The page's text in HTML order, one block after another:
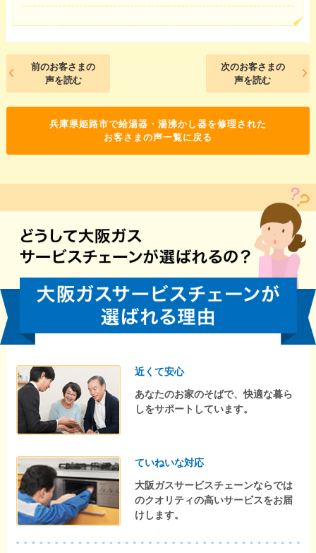
前のお客さまの
声を読む
次のお客さまの
声を読む
兵庫県姫路市で給湯器・湯沸かし器を修理された
お客さまの声一覧に戻る
近くて安心
あなたのお家のそばで、快適な暮ら
しをサポートしています。
ていねいな対応
大阪ガスサービスチェーンならでは
のクオリティの高いサービスをお届
けします。